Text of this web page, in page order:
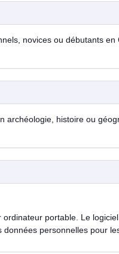
novices ou débutants
archéologie, histoire ou
portable. Le
personnelles pour